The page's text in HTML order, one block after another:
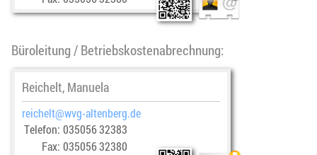
Büroleitung / Betriebskostenabrechnung:
Reichelt, Manuela
reichelt@­wvg-altenberg.de
Telefon: 035056 32383
Fax: 035056 32380